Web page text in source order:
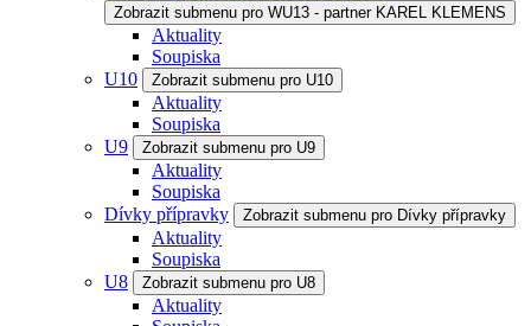
Zobrazit submenu pro WU13 - partner KAREL KLEMENS
Aktuality
Soupiska
U10
Zobrazit submenu pro U10
Aktuality
Soupiska
U9
Zobrazit submenu pro U9
Aktuality
Soupiska
Dívky přípravky
Zobrazit submenu pro Dívky přípravky
Aktuality
Soupiska
U8
Zobrazit submenu pro U8
Aktuality